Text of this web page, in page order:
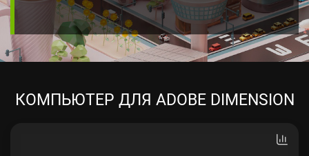
КОМПЬЮТЕР ДЛЯ ADOBE DIMENSION